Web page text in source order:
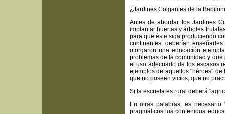
¿Jardines Colgantes de la
Antes de abordar los Jardines
implantar huertas y árboles
para que éste siga produciendo
continentes, deberían
otorgaron una educación
problemas de la comunidad y
el uso adecuado de los escasos
ejemplos de aquellos "héroes"
que no poseen vicios, que no
Si la escuela es rural deberá
En otras palabras, es
pragmáticos los contenidos